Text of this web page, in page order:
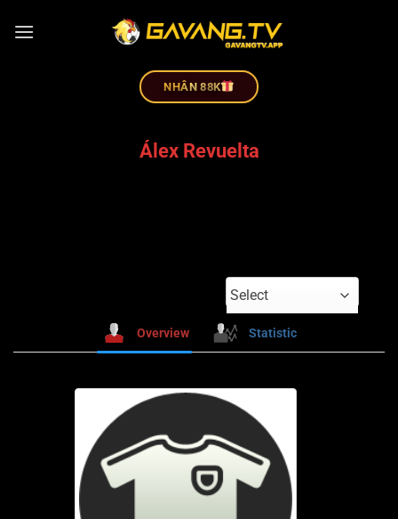
NHÂN 88K
Álex Revuelta
Select
Overview Statistic